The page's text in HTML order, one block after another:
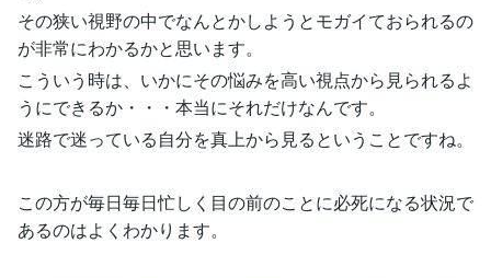
その狭い視野の中でなんとかしようとモガイておられるの
が非常にわかるかと思います。
こういう時は、いかにその悩みを高い視点から見られるよ
うにできるか・・・本当にそれだけなんです。
迷路で迷っている自分を真上から見るということですね。
この方が毎日毎日忙しく目の前のことに必死になる状況で
あるのはよくわかります。